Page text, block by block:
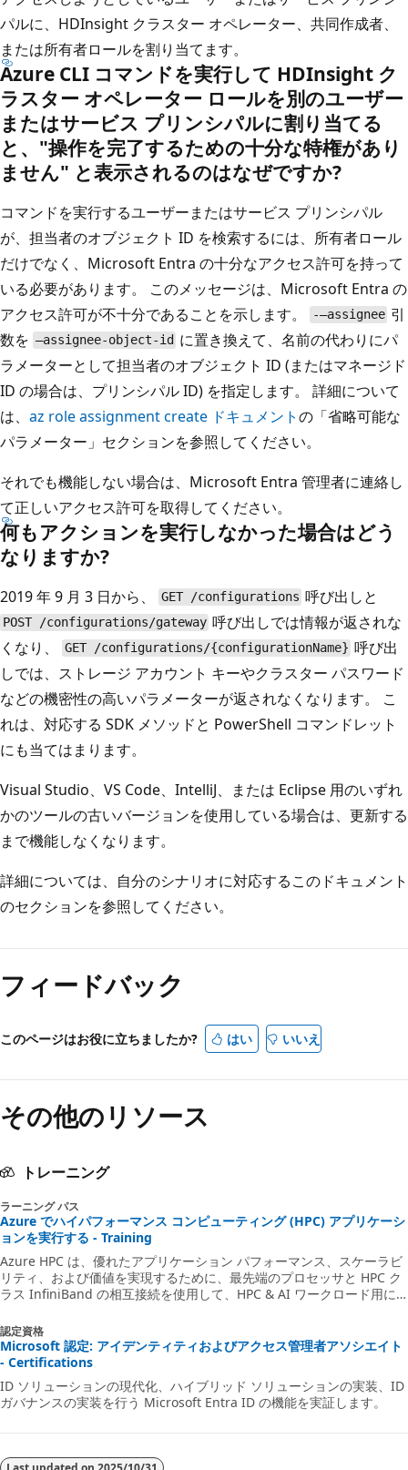
パルに、HDInsight クラスター オペレーター、共同作成者、
または所有者ロールを割り当てます。
Azure CLI コマンドを実行して HDInsight ク
ラスター オペレーター ロールを別のユーザー
またはサービス プリンシパルに割り当てる
と、"操作を完了するための十分な特権があり
ません" と表示されるのはなぜですか?
コマンドを実行するユーザーまたはサービス プリンシパル
が、担当者のオブジェクト ID を検索するには、所有者ロール
だけでなく、Microsoft Entra の十分なアクセス許可を持って
いる必要があります。 このメッセージは、Microsoft Entra の
アクセス許可が不十分であることを示します。
-–assignee 引
数を –assignee-object-id に置き換えて、名前の代わりにパ
ラメーターとして担当者のオブジェクト ID (またはマネージド
ID の場合は、プリンシパル ID) を指定します。 詳細について
は、 az role assignment create ドキュメントの「省略可能な
パラメーター」セクションを参照してください。
それでも機能しない場合は、Microsoft Entra 管理者に連絡し
て正しいアクセス許可を取得してください。
何もアクションを実行しなかった場合はどう
なりますか?
2019 年 9 月 3 日から、 GET /configurations 呼び出しと
POST /configurations/gateway 呼び出しでは情報が返されな
くなり、
GET /configurations/{configurationName} 呼び出
しでは、ストレージ アカウント キーやクラスター パスワード
などの機密性の高いパラメーターが返されなくなります。 こ
れは、対応する SDK メソッドと PowerShell コマンドレット
にも当てはまります。
Visual Studio、VS Code、IntelliJ、または Eclipse 用のいずれ
かのツールの古いバージョンを使用している場合は、更新する
まで機能しなくなります。
詳細については、自分のシナリオに対応するこのドキュメント
のセクションを参照してください。
フィードバック
このページはお役に立ちましたか? はい いいえ
その他のリソース
トレーニング
ラーニング パス
Azure でハイパフォーマンス コンピューティング (HPC) アプリケーシ
ョンを実行する - Training
Azure HPC は、優れたアプリケーション パフォーマンス、スケーラビ
リティ、および価値を実現するために、最先端のプロセッサと HPC ク
ラス InfiniBand の相互接続を使用して、HPC & AI ワークロード用に
技術的なニーズの変化に応じて動的に割り当てることができる、HPC &
AI テクノロジの高可用性範囲を通じて、イノベーション、生産性、お
よびビジネスの機敏性を向上させることができます。 このラーニング
す。最も関心のあるトピックを選択したり、各トピックを 1つずつ順番
に表示したりすることができます。
認定資格
Microsoft 認定: アイデンティティおよびアクセス管理者アソシエイト
- Certifications
ID ソリューションの現代化、ハイブリッド ソリューションの実装、ID
ガバナンスの実装を行う Microsoft Entra ID の機能を実証します。